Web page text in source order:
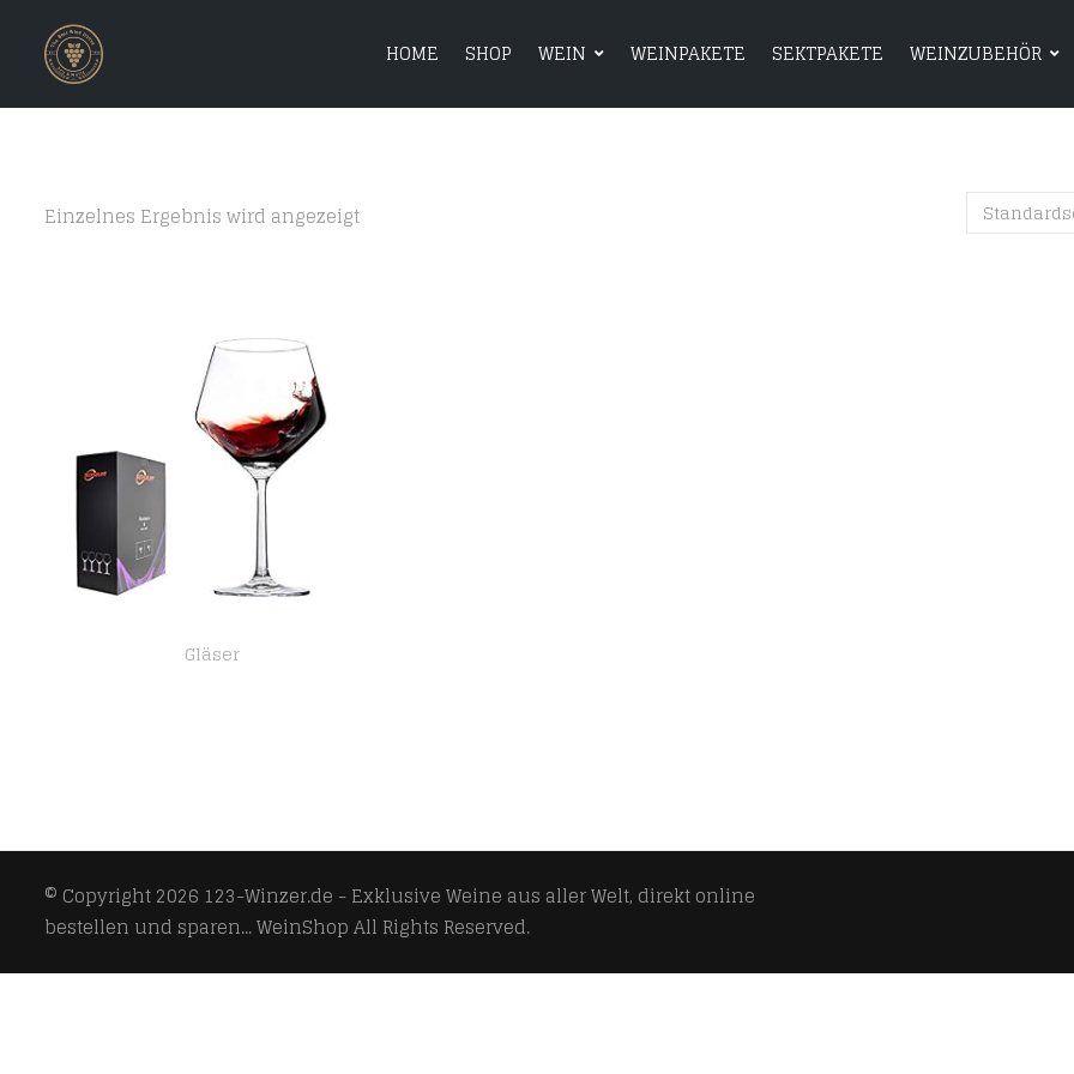
HOME SHOP WEIN WEINPAKETE SEKTPAKETE WEINZUBEHÖR
HOME SHOP WEIN WEINPAKETE
Einzelnes Ergebnis wird angezeigt
Gläser
© Copyright 2026 123-Winzer.de - Exklusive Weine aus aller Welt, direkt online
bestellen und sparen... WeinShopAll Rights Reserved.